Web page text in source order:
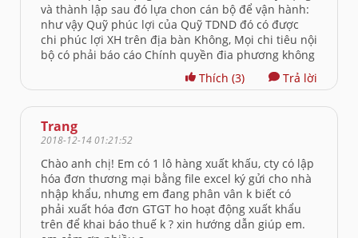
và thành lập sau đó lựa chon cán bộ để vận hành:
như vậy Quỹ phúc lợi của Quỹ TDND đó có được
chi phúc lợi XH trên địa bàn Không, Mọi chi tiêu nội
bộ có phải báo cáo Chính quyền đia phương không
Thích (3) Trả lời
Trang
2018-12-14 01:21:52
Chào anh chị! Em có 1 lô hàng xuất khấu, cty có lập
hóa đơn thương mại bằng file excel ký gửi cho nhà
nhập khẩu, nhưng em đang phân vân k biết có
phải xuất hóa đơn GTGT ho hoạt động xuất khẩu
trên để khai báo thuế k ? xin hướng dẫn giúp em.